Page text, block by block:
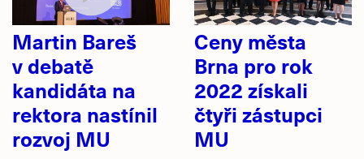
Martin Bareš
v debatě
kandidáta na
rektora nastínil
rozvoj MU
Ceny města
Brna pro rok
2022 získali
čtyři zástupci
MU